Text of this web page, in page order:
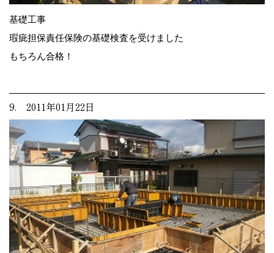
基礎工事
瑕疵担保責任保険の基礎検査を受けました
もちろん合格！
9. 2011年01月22日